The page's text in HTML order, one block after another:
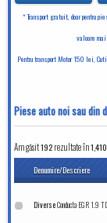
* Transport gratuit, doar pentru
valoare
Pentru transport Motor 150 lei,
Piese auto noi sau din
Am găsit192rezultate în
Denumire/Descriere
DiverseConducta EGR 1.9